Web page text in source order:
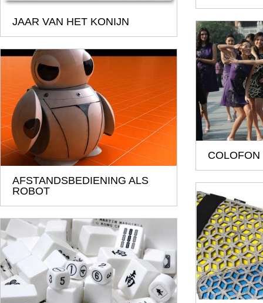
JAAR VAN HET KONIJN
COLOFON
AFSTANDSBEDIENING ALS
ROBOT